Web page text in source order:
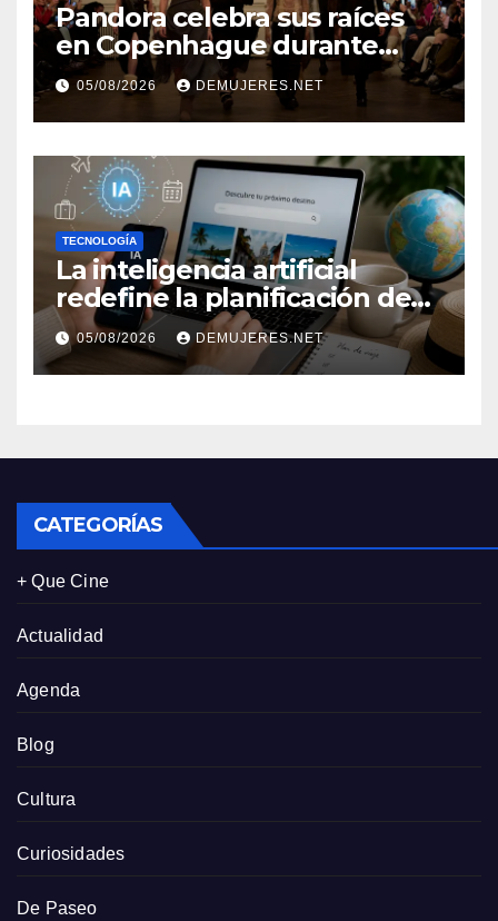
Pandora celebra sus raíces
en Copenhague durante
Copenhagen Fashion Week a
través de alianzas creativas
05/08/2026 DEMUJERES.NET
TECNOLOGÍA
La inteligencia artificial
redefine la planificación de
viajes: Los huéspedes
centran sus decisiones y
expectativas enfocándose en
05/08/2026 DEMUJERES.NET
CATEGORÍAS
+ Que Cine
Actualidad
Agenda
Blog
Cultura
Curiosidades
De Paseo